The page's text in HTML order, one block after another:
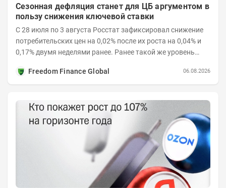
Сезонная дефляция станет для ЦБ аргументом в
пользу снижения ключевой ставки
С 28 июля по 3 августа Росстат зафиксировал снижение
потребительских цен на 0,02% после их роста на 0,04% и
0,17% двумя неделями ранее. Ранее такой же уровень
Freedom Finance Global
06.08.2026